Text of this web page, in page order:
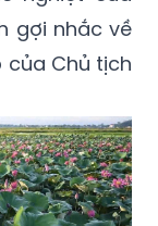
gợi nhắc về
Chủ tịch